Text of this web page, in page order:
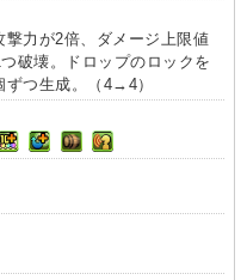
撃力が2倍、ダメージ上限値
破壊。ドロップのロックを
つ生成。（4→4）